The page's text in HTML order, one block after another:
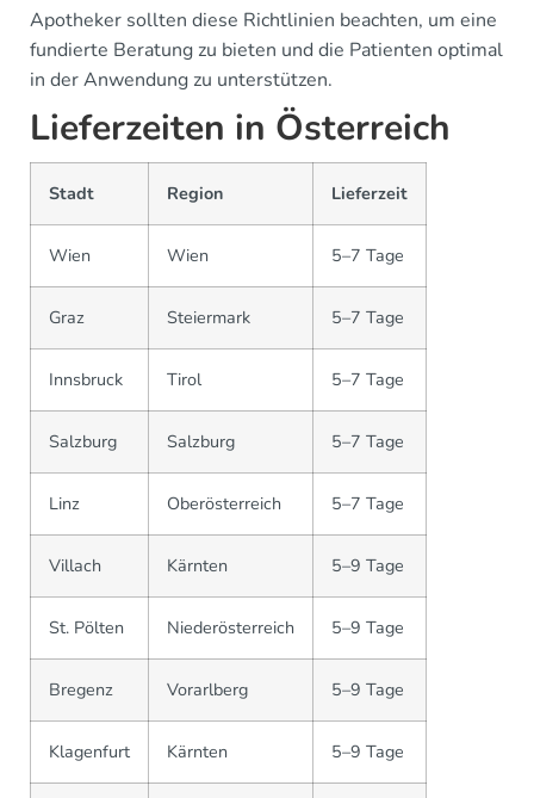
Apotheker sollten diese Richtlinien beachten, um eine
fundierte Beratung zu bieten und die Patienten optimal
in der Anwendung zu unterstützen.
Lieferzeiten in Österreich
Stadt Region Lieferzeit
Wien Wien 5–7 Tage
Graz Steiermark 5–7 Tage
Innsbruck Tirol 5–7 Tage
Salzburg Salzburg 5–7 Tage
Linz Oberösterreich 5–7 Tage
Villach Kärnten 5–9 Tage
St. Pölten Niederösterreich 5–9 Tage
Bregenz Vorarlberg 5–9 Tage
Klagenfurt Kärnten 5–9 Tage